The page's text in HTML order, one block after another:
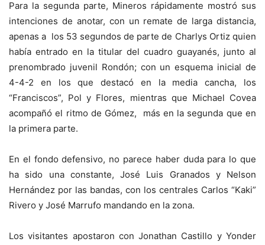
Para la segunda parte, Mineros rápidamente mostró sus
intenciones de anotar, con un remate de larga distancia,
apenas a los 53 segundos de parte de Charlys Ortiz quien
había entrado en la titular del cuadro guayanés, junto al
prenombrado juvenil Rondón; con un esquema inicial de
4-4-2 en los que destacó en la media cancha, los
“Franciscos”, Pol y Flores, mientras que Michael Covea
acompañó el ritmo de Gómez, más en la segunda que en
la primera parte.
En el fondo defensivo, no parece haber duda para lo que
ha sido una constante, José Luis Granados y Nelson
Hernández por las bandas, con los centrales Carlos “Kaki”
Rivero y José Marrufo mandando en la zona.
Los visitantes apostaron con Jonathan Castillo y Yonder